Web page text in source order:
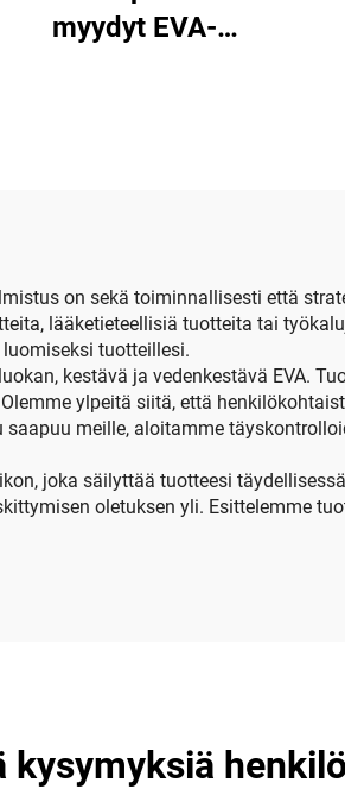
myydyt EVA-
säilytyslaatikko
stetoskoopille
on sekä toiminnallisesti että
lääketieteellisiä tuotteita tai
tuotteillesi.
kestävä ja vedenkestävä EVA.
ylpeitä siitä, että
meille, aloitamme
joka säilyttää tuotteesi
oletuksen yli. Esittelemme
kysymyksiä